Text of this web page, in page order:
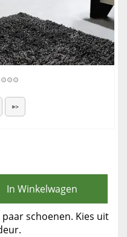
In Winkelwagen
schoenen. Kies uit